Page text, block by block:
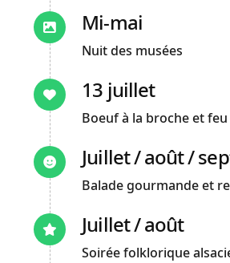
Mi-mai
Nuit des musées
13 juillet
Boeuf à la broche et
Juillet / août /
Balade gourmande et
Juillet / août
Soirée folklorique